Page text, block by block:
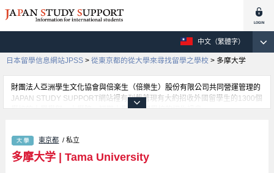
中文（繁體字）
日本留學信息網站JPSS > 從東京都的從大學來尋找留學之學校 > 多摩大学
財團法人亞洲學生文化協會與倍楽生（倍樂生）股份有限公司共同營運管理的
JAPAN STUDY SUPPORT網站裡有刊載著現有大約招收外國留學生的1300個
學校的大學學部、大學院、短期大學、專門學校的招生訊息。
名額、合格人數等考試資訊、設施介紹、聯絡方式等對外國留學生是必要之訊
息都刊載於此，請務必查閱及利用此網站。
東京都 / 私立
多摩大学| Tama University